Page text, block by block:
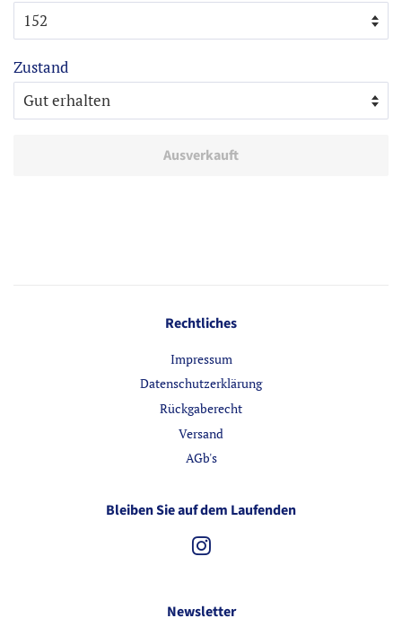
Zustand
Ausverkauft
Rechtliches
Impressum
Datenschutzerklärung
Rückgaberecht
Versand
AGb's
Bleiben Sie auf dem Laufenden
Newsletter